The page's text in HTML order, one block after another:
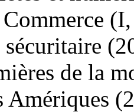
de la
Amériques